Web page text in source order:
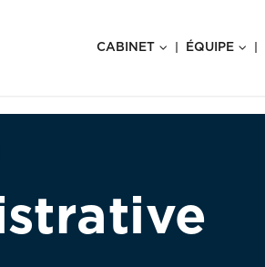
CABINET ÉQUIPE